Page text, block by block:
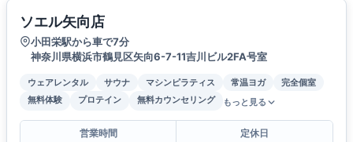
ソエル矢向店
小田栄駅から車で7分
神奈川県横浜市鶴見区矢向6-7-11吉川ビル2FA号室
ウェアレンタル サウナ マシンピラティス 常温ヨガ
完全個室
無料体験
プロテイン 無料カウンセリング もっと見る
営業時間
定休日